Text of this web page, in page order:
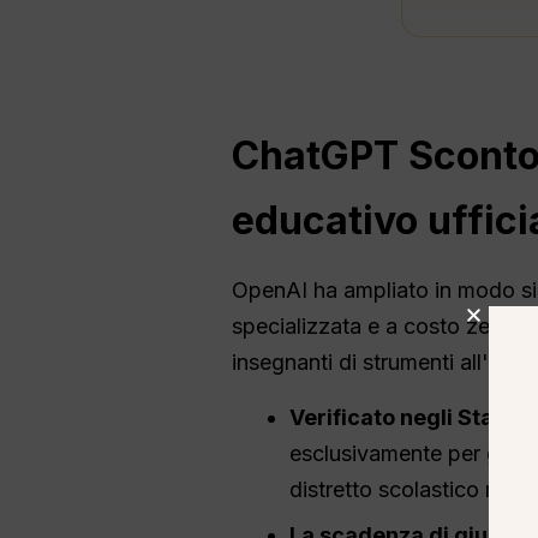
ChatGPT
educativo
OpenAI ha ampliato in modo
specializzata e a costo zero
insegnanti di strumenti
Verificato negli Stati
esclusivamente per gli
distretto scolastico